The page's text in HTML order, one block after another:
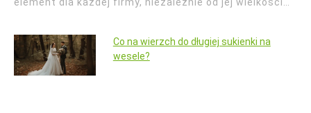
Co na wierzch do długiej sukienki na
wesele?